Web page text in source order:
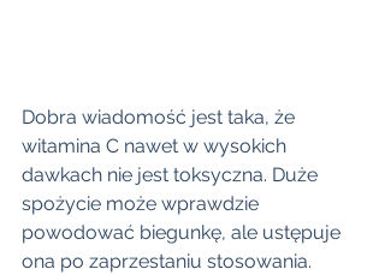
Dobra wiadomość jest taka, że
witamina C nawet w wysokich
dawkach nie jest toksyczna. Duże
spożycie może wprawdzie
powodować biegunkę, ale ustępuje
ona po zaprzestaniu stosowania.